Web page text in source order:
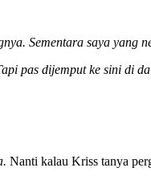
Sementara saya
pas dijemput ke sini di
Nanti kalau Kriss tanya